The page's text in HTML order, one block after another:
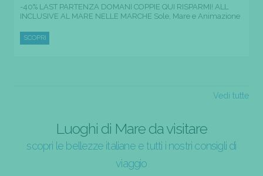
-40% LAST PARTENZA DOMANI COPPIE QUI RISPARMI! ALL
INCLUSIVE AL MARE NELLE MARCHE Sole, Mare e Animazione
SCOPRI
Vedi tutte
Luoghi di Mare da visitare
scopri le bellezze italiane e tutti i nostri consigli di
viaggio